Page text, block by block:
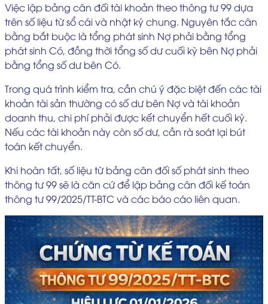
Việc lập bảng cân đối tài khoản theo thông tư 99 dựa
trên số liệu từ sổ cái và nhật ký chung. Nguyên tắc cân
bằng bắt buộc là tổng phát sinh Nợ phải bằng tổng
phát sinh Có, đồng thời tổng số dư cuối kỳ bên Nợ phải
bằng tổng số dư bên Có.
Trong quá trình kiểm tra, cần chú ý đặc biệt đến các tài
khoản tài sản thường có số dư bên Nợ và tài khoản
doanh thu, chi phí phải được kết chuyển hết cuối kỳ.
Nếu các tài khoản này còn số dư, cần rà soát lại bút
toán kết chuyển.
Khi hoàn tất, số liệu từ bảng cân đối số phát sinh theo
thông tư 99 sẽ là căn cứ để lập bảng cân đối kế toán
thông tư 99/2025/TT-BTC và các báo cáo liên quan.